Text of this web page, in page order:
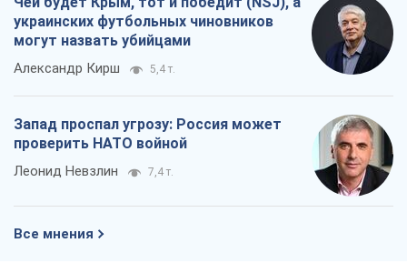
украинских футбольных чиновников
могут назвать убийцами
Александр Кирш 5,4 т.
Запад проспал угрозу: Россия может
проверить НАТО войной
Леонид Невзлин 7,4 т.
Все мнения